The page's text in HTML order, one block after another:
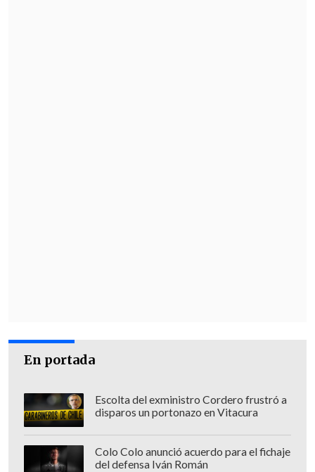
En portada
Escolta del exministro Cordero frustró a
disparos un portonazo en Vitacura
Colo Colo anunció acuerdo para el fichaje
del defensa Iván Román